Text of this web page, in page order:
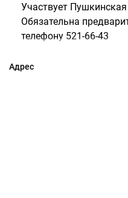
Участвует Пушкинская
Обязательна
телефону 521-66-43
Адрес